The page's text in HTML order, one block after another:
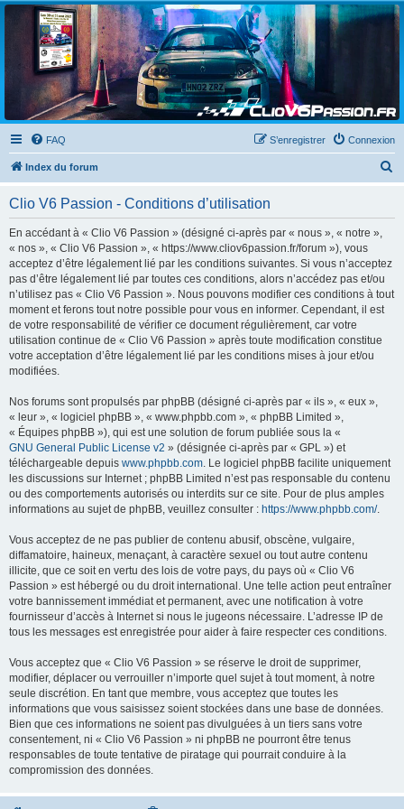
Clio V6 Passion
Le site français des passionnés de Clio V6
FAQ Connexion
S’enregistrer
Index du forum
c
Clio V6 Passion - Conditions d’utilisation
En accédant à « Clio V6 Passion » (désigné ci-après par « nous », « notre »,
« nos », « Clio V6 Passion », « https://www.cliov6passion.fr/forum »), vous
acceptez d’être légalement lié par les conditions suivantes. Si vous n’acceptez
pas d’être légalement lié par toutes ces conditions, alors n’accédez pas et/ou
n’utilisez pas « Clio V6 Passion ». Nous pouvons modifier ces conditions à tout
moment et ferons tout notre possible pour vous en informer. Cependant, il est
de votre responsabilité de vérifier ce document régulièrement, car votre
utilisation continue de « Clio V6 Passion » après toute modification constitue
votre acceptation d’être légalement lié par les conditions mises à jour et/ou
modifiées.
Nos forums sont propulsés par phpBB (désigné ci-après par « ils », « eux »,
« leur », « logiciel phpBB », « www.phpbb.com », « phpBB Limited »,
« Équipes phpBB »), qui est une solution de forum publiée sous la «
GNU General Public License v2 » (désignée ci-après par « GPL ») et
téléchargeable depuis www.phpbb.com. Le logiciel phpBB facilite uniquement
les discussions sur Internet ; phpBB Limited n’est pas responsable du contenu
ou des comportements autorisés ou interdits sur ce site. Pour de plus amples
informations au sujet de phpBB, veuillez consulter : https://www.phpbb.com/.
Vous acceptez de ne pas publier de contenu abusif, obscène, vulgaire,
diffamatoire, haineux, menaçant, à caractère sexuel ou tout autre contenu
illicite, que ce soit en vertu des lois de votre pays, du pays où « Clio V6
Passion » est hébergé ou du droit international. Une telle action peut entraîner
votre bannissement immédiat et permanent, avec une notification à votre
fournisseur d’accès à Internet si nous le jugeons nécessaire. L’adresse IP de
tous les messages est enregistrée pour aider à faire respecter ces conditions.
Vous acceptez que « Clio V6 Passion » se réserve le droit de supprimer,
modifier, déplacer ou verrouiller n’importe quel sujet à tout moment, à notre
seule discrétion. En tant que membre, vous acceptez que toutes les
informations que vous saisissez soient stockées dans une base de données.
Bien que ces informations ne soient pas divulguées à un tiers sans votre
consentement, ni « Clio V6 Passion » ni phpBB ne pourront être tenus
responsables de toute tentative de piratage qui pourrait conduire à la
compromission des données.